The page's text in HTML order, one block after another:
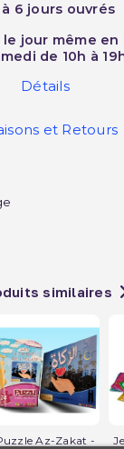
à 6 jours ouvrés
jour même en
de 10h à
Détails
et Retours
similaires
Az-Zakat -